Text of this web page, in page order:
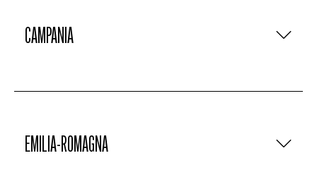
CAMPANIA
EMILIA-ROMAGNA